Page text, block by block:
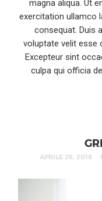
magna aliqua. Ut
exercitation ullamco
consequat. Duis
voluptate velit esse
Excepteur sint
culpa qui officia
APRILE 26, 2018